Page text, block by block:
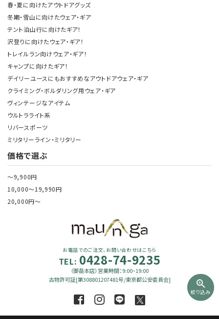
zoom_in
絞り込み
春・夏に向けたアウトドアグッズ
冬期・雪山に向けたウェア・ギア
テント泊山行に向けたギア！
沢登りに向けたウェア・ギア！
トレイルラン向けウェア・ギア！
キャンプに向けたギア！
デイリーユースにもおすすめなアウトドアウェア・ギア
クライミング・ボルダリング用ウェア・ギア
ヴィンテージなアイテム
ウルトラライト系
リバースポーツ
ミリタリーライン・ミリタリー
価格で選ぶ
～9,900円
10,000～19,990円
20,000円～
お電話でのご注文、お問い合わせはこちら
TEL: 0428-74-9235
（御岳本店）営業時間：9:00~19:00
古物許可証[第308801207481号/東京都公安委員会]